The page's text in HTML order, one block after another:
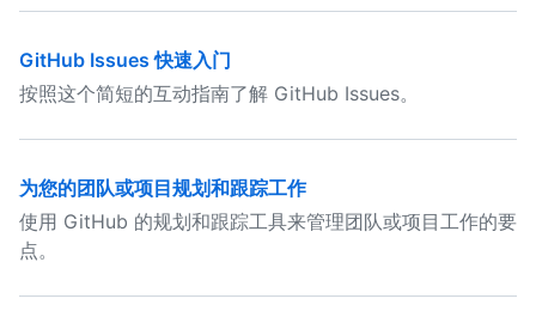
GitHub Issues 快速入门
按照这个简短的互动指南了解 GitHub Issues。
为您的团队或项目规划和跟踪工作
使用 GitHub 的规划和跟踪工具来管理团队或项目工作的要
点。